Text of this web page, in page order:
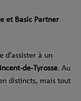
et Basic Partner
d’assister à un
de-Tyrosse. Au
distincts, mais tout